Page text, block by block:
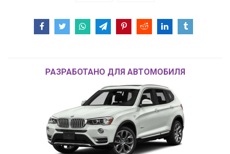
РАЗРАБОТАНО ДЛЯ АВТОМОБИЛЯ